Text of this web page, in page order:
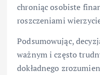
chroniąc osobiste
roszczeniami
Podsumowując,
ważnym i często
dokładnego